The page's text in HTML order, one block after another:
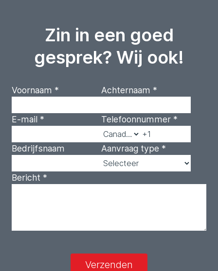
Zin in een goed
gesprek? Wij ook!
Voornaam * Achternaam *
E-mail * Telefoonnummer *
Bedrijfsnaam Aanvraag type *
Bericht *
Verzenden